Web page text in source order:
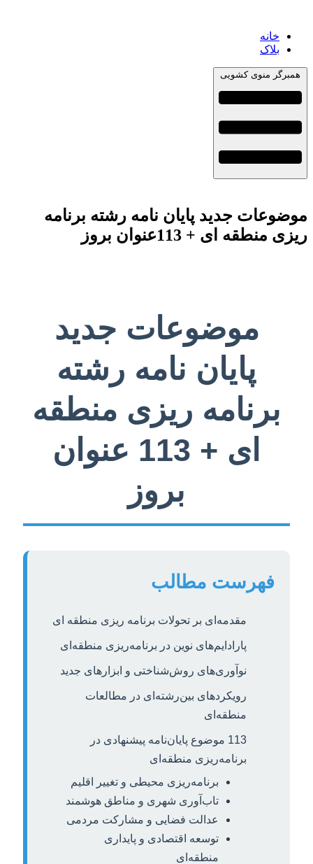
خانه
بلاک
همبرگر منوی کشویی
موضوعات جدید پایان نامه رشته برنامه
ریزی منطقه ای + 113عنوان بروز
موضوعات جدید
پایان نامه رشته
برنامه ریزی منطقه
ای + 113 عنوان
بروز
فهرست مطالب
مقدمه‌ای بر تحولات برنامه ریزی منطقه ای
پارادایم‌های نوین در برنامه‌ریزی منطقه‌ای
نوآوری‌های روش‌شناختی و ابزارهای جدید
رویکردهای بین‌رشته‌ای در مطالعات
منطقه‌ای
113 موضوع پایان‌نامه پیشنهادی در
برنامه‌ریزی منطقه‌ای
برنامه‌ریزی محیطی و تغییر اقلیم
تاب‌آوری شهری و مناطق هوشمند
عدالت فضایی و مشارکت مردمی
توسعه اقتصادی و پایداری
منطقه‌ای